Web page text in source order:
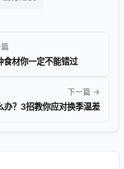
材你一定不能错过
下一篇 →
办？3招教你应对换季温差